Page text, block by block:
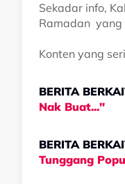
Sekadar info,
Ramadan yang
Konten yang
BERITA
Nak Buat..."
BERITA
Tunggang